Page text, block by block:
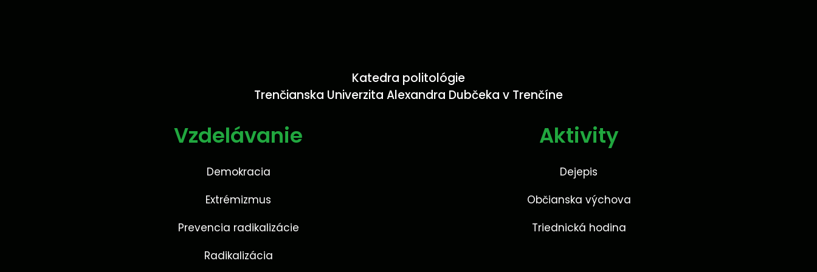
Katedra politológie
Trenčianska Univerzita Alexandra Dubčeka v Trenčíne
Vzdelávanie
Demokracia
Extrémizmus
Prevencia radikalizácie
Radikalizácia
Aktivity
Dejepis
Občianska výchova
Triednická hodina